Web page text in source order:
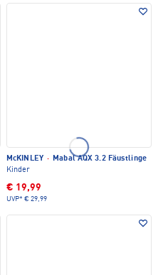
McKINLEY · Mabal AQX 3.2 Fäustlinge
Kinder
€ 19,99
UVP* € 29,99